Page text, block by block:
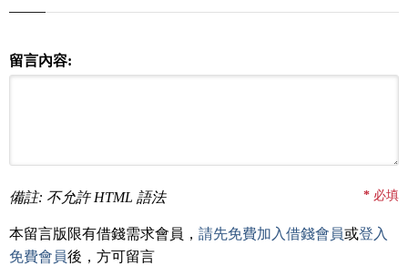
留言內容:
備註: 不允許 HTML 語法 * 必填
本留言版限有借錢需求會員， 請先免費加入借錢會員或登入
免費會員後，方可留言